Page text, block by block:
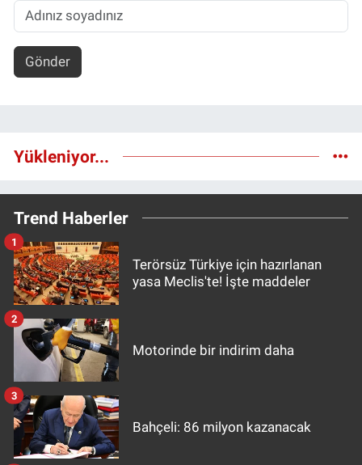
Gönder
Yükleniyor...
Trend Haberler
Terörsüz Türkiye için hazırlanan
yasa Meclis'te! İşte maddeler
1
Motorinde bir indirim daha
2
Bahçeli: 86 milyon kazanacak
3